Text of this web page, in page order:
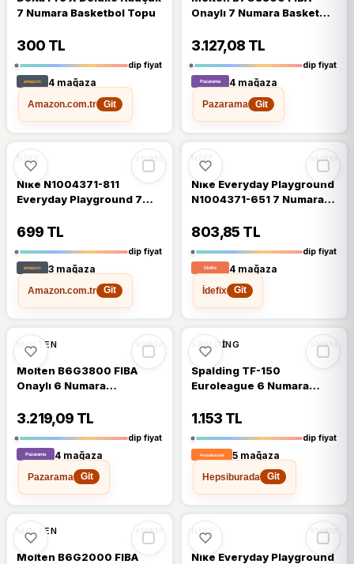
7 Numara Basketbol Topu
300 TL
dip fiyat
4 mağaza
Amazon.com.tr
Git
Onaylı 7 Numara Basketbol
3.127,08 TL
dip fiyat
4 mağaza
Pazarama
Git
%30 DÜŞTÜ
NIKE stokta
Nike N1004371-811
Everyday Playground 7
699 TL
dip fiyat
3 mağaza
Amazon.com.tr
Git
%32 DÜŞTÜ
NIKE stokta
Nike Everyday Playground
N1004371-651 7 Numara
803,85 TL
dip fiyat
4 mağaza
İdefix
Git
%28 %28 DÜŞTÜ
MOLTEN stokta
Molten B6G3800 FIBA
Onaylı 6 Numara
3.219,09 TL
dip fiyat
4 mağaza
Pazarama
Git
%28 %28 DÜŞTÜ
SPALDING stokta
Spalding TF-150
Euroleague 6 Numara
1.153 TL
dip fiyat
5 mağaza
Hepsiburada
Git
%23 %23 DÜŞTÜ
MOLTEN stokta
Molten B6G2000 FIBA
%26 %26 DÜŞTÜ
NIKE stokta
Nike Everyday Playground